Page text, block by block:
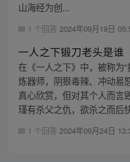
山海经为创...
1 个回答 2024年09月19日
一人之下锻刀老头是谁
在《一人之下》中，被称为
炼器师，阴狠毒辣、冲动易
真心欣赏，但对其个人而言
瑾有杀父之仇，欲杀之而后
1 个回答 2024年09月24日